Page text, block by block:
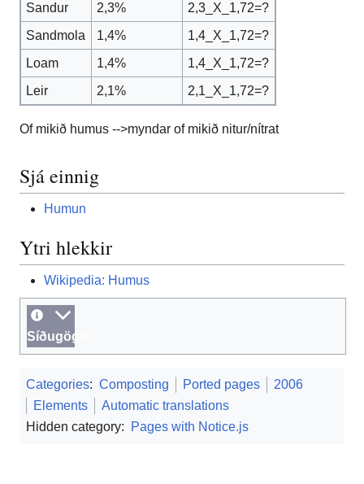
Sandur
2,3%
2,3_X_1,72=?
Sandmola
1,4%
1,4_X_1,72=?
Loam
1,4%
1,4_X_1,72=?
Leir
2,1% 2,1_X_1,72=?
Of mikið humus -->myndar of mikið nitur/nítrat
Sjá einnig
Humun
Ytri hlekkir
Wikipedia: Humus
Síðugögn
Categories: Composting Ported pages
2006
Elements
Automatic translations
Hidden category:
Pages with Notice.js